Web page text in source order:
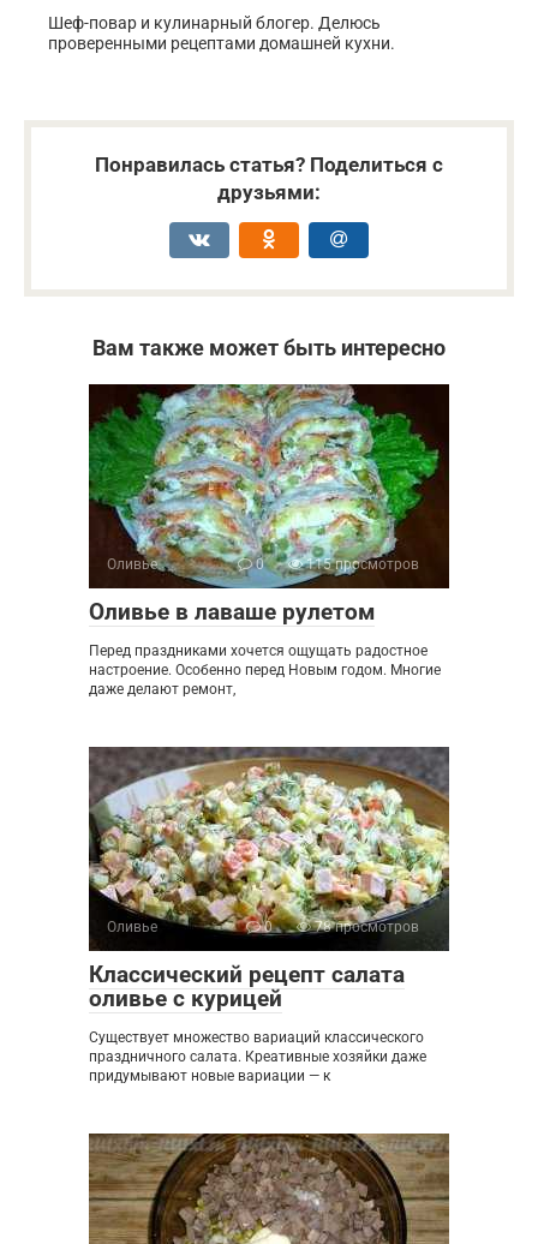
Шеф-повар и кулинарный блогер. Делюсь
проверенными рецептами домашней кухни.
Понравилась статья? Поделиться с
друзьями:
Вам также может быть интересно
Оливье 0 115 просмотров
Оливье в лаваше рулетом
Перед праздниками хочется ощущать радостное
настроение. Особенно перед Новым годом. Многие
даже делают ремонт,
Оливье 0 78 просмотров
Классический рецепт салата
оливье с курицей
Существует множество вариаций классического
праздничного салата. Креативные хозяйки даже
придумывают новые вариации — к